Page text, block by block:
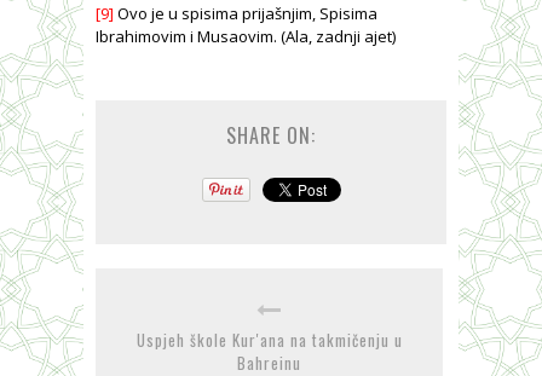
[9] Ovo je u spisima prijašnjim, Spisima
Ibrahimovim i Musaovim. (Ala, zadnji ajet)
SHARE ON:
Uspjeh škole Kur'ana na takmičenju u
Bahreinu